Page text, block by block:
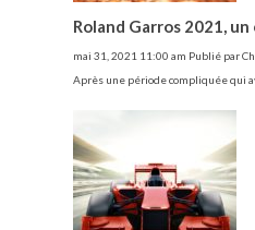
Roland Garros 2021,
mai 31, 2021 11:00 am Publié par
Après une période compliquée qui